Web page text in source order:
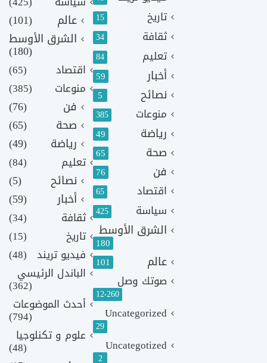
تاريخ 15
ثقافة 34
تعليم 84
أخبار 59
نصائح 5
منوعات 385
رياضة 49
صحة 65
فن 76
اقتصاد 65
سياسة 425
الشرق الأوسط
180
عالم 101
صوتك وصل
12٬260
Uncategorized
29
Uncategotized
2
عالم
(101)
الشرق الأوسط
(180)
اقتصاد
(65)
منوعات
(385)
فن
(76)
صحة
(65)
رياضة
(49)
تعليم (84)
نصائح
(5)
أخبار
(59)
ثقافة
(34)
تاريخ
(15)
فيديو تريند (48)
الباندل الرئيسي
(362)
أحدث الموضوعات
(794)
علوم و تكنلوجيا
(48)